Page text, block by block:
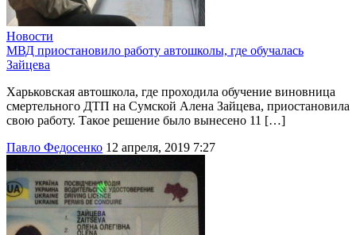
Новости
МВД приостановило работу автошколы, где обучалась
Зайцева
Харьковская автошкола, где проходила обучение виновница
смертельного ДТП на Сумской Алена Зайцева, приостановила
свою работу. Такое решение было вынесено 11 […]
Павло Федосенко 12 апреля, 2019 7:27